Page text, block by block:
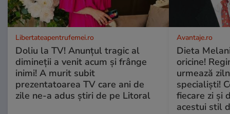
Libertateapentrufemei.ro
Doliu la TV! Anunțul tragic al
dimineții a venit acum și frânge
inimi! A murit subit
prezentatoarea TV care ani de
zile ne-a adus știri de pe Litoral
Avantaje.ro
Dieta
oricine!
urmează
specialiști!
fiecare zi și
acestui stil